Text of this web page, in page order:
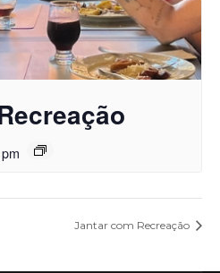
Jantar com Recreação